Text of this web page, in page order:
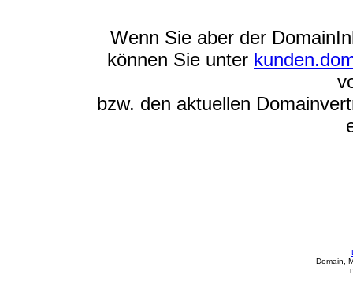
Wenn Sie aber der
können Sie unter
bzw. den aktuellen
Domain,